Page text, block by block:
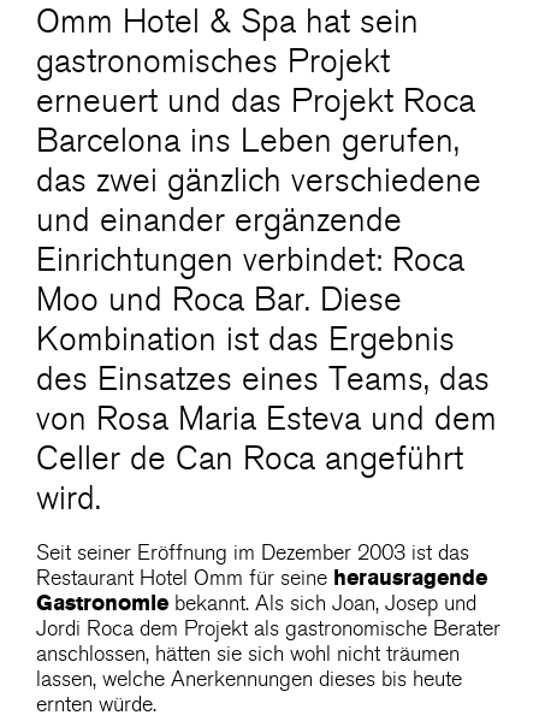
Omm Hotel & Spa hat sein
gastronomisches Projekt
erneuert und das Projekt Roca
Barcelona ins Leben gerufen,
das zwei gänzlich verschiedene
und einander ergänzende
Einrichtungen verbindet: Roca
Moo und Roca Bar. Diese
Kombination ist das Ergebnis
des Einsatzes eines Teams, das
von Rosa Maria Esteva und dem
Celler de Can Roca angeführt
wird.
Seit seiner Eröffnung im Dezember 2003 ist das
Restaurant Hotel Omm für seine herausragende
Gastronomie bekannt. Als sich Joan, Josep und
Jordi Roca dem Projekt als gastronomische Berater
anschlossen, hätten sie sich wohl nicht träumen
lassen, welche Anerkennungen dieses bis heute
ernten würde.